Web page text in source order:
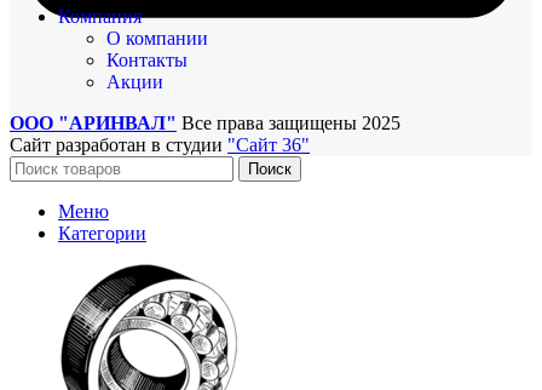
Компания
О компании
Контакты
Акции
ООО "АРИНВАЛ" Все права защищены 2025
Сайт разработан в студии "Сайт 36"
Поиск
Меню
Категории